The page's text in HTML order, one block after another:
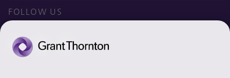
Why Grant Thornton Daejoo?
Privacy policy
Site map
FOLLOW US